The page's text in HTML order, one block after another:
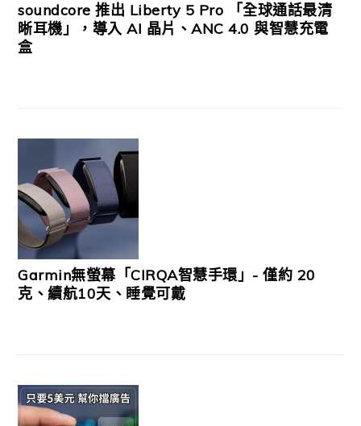
soundcore 推出 Liberty 5 Pro 「全球通話最清
晰耳機」，導入 AI 晶片、ANC 4.0 與智慧充電
盒
Garmin無螢幕「CIRQA智慧手環」- 僅約 20
克、續航10天、睡覺可戴